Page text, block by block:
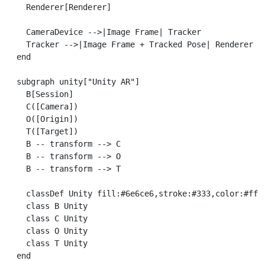
    Renderer[Renderer]
    CameraDevice -->|Image Frame| Tracker
    Tracker -->|Image Frame + Tracked Pose| Renderer
  end
  subgraph unity["Unity AR"]
    B[Session]
    C([Camera])
    O([Origin])
    T([Target])
    B -- transform --> C
    B -- transform --> O
    B -- transform --> T
    classDef Unity fill:#6e6ce6,stroke:#333,color:#fff
    class B Unity
    class C Unity
    class O Unity
    class T Unity
  end